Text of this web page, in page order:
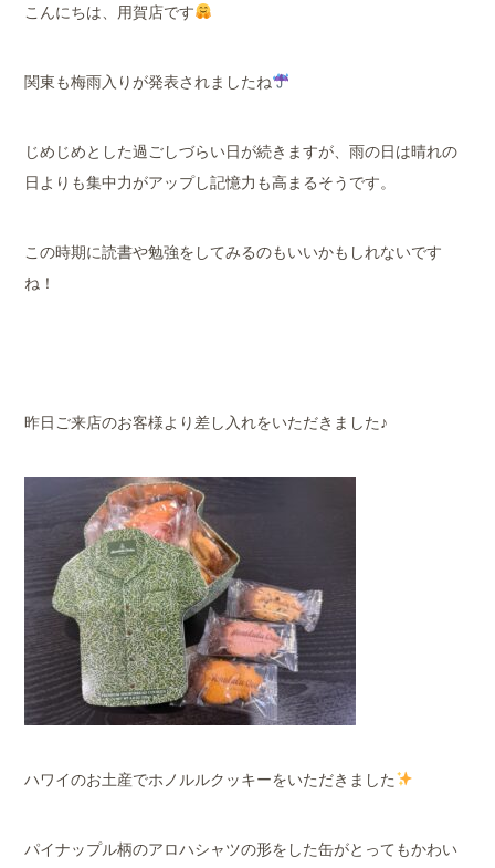
こんにちは、用賀店です
関東も梅雨入りが発表されましたね
じめじめとした過ごしづらい日が続きますが、雨の日は晴れの
日よりも集中力がアップし記憶力も高まるそうです。
この時期に読書や勉強をしてみるのもいいかもしれないです
ね！
昨日ご来店のお客様より差し入れをいただきました♪
ハワイのお土産でホノルルクッキーをいただきました
パイナップル柄のアロハシャツの形をした缶がとってもかわい